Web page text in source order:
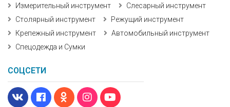
Измерительный инструмент
Слесарный инструмент
Столярный инструмент
Режущий инструмент
Крепежный инструмент
Автомобильный инструмент
Спецодежда и Сумки
СОЦСЕТИ